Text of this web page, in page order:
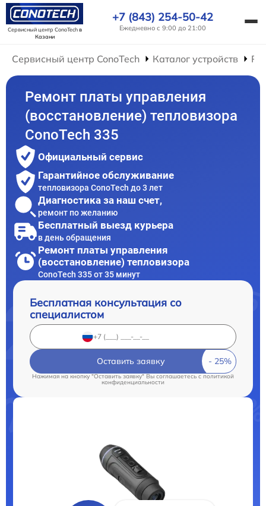
Сервисный центр ConoTechв
Казани
+7 (843) 254-50-42
Ежедневно с 9:00 до 21:00
Сервисный центр ConoTech Каталог устройств
Ремонт платы управления
(восстановление) тепловизора
ConoTech 335
Официальный сервис
Гарантийное обслуживание
тепловизора ConoTech до 3 лет
Диагностика за наш счет,
ремонт по желанию
Бесплатный выезд курьера
в день обращения
Ремонт платы управления
(восстановление) тепловизора
ConoTech 335 от 35 минут
Бесплатная консультация со
специалистом
Оставить заявку
Нажимая на кнопку "Оставить заявку" Вы соглашаетесь cполитикой
конфиденциальности